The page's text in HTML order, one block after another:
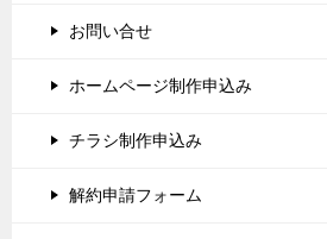
お問い合せ
ホームページ制作申込み
チラシ制作申込み
解約申請フォーム